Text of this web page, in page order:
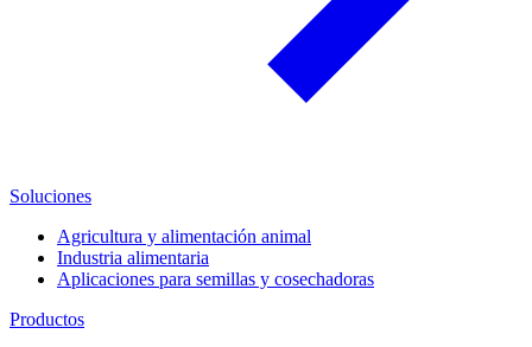
Soluciones
Agricultura y alimentación animal
Industria alimentaria
Aplicaciones para semillas y cosechadoras
Productos